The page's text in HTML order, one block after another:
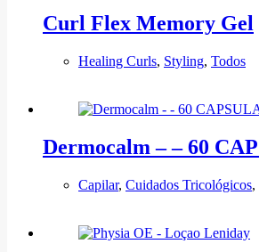
Curl Flex Memory Gel
Healing Curls, Styling, Todos
Dermocalm – – 60
Capilar, Cuidados Tricológicos,